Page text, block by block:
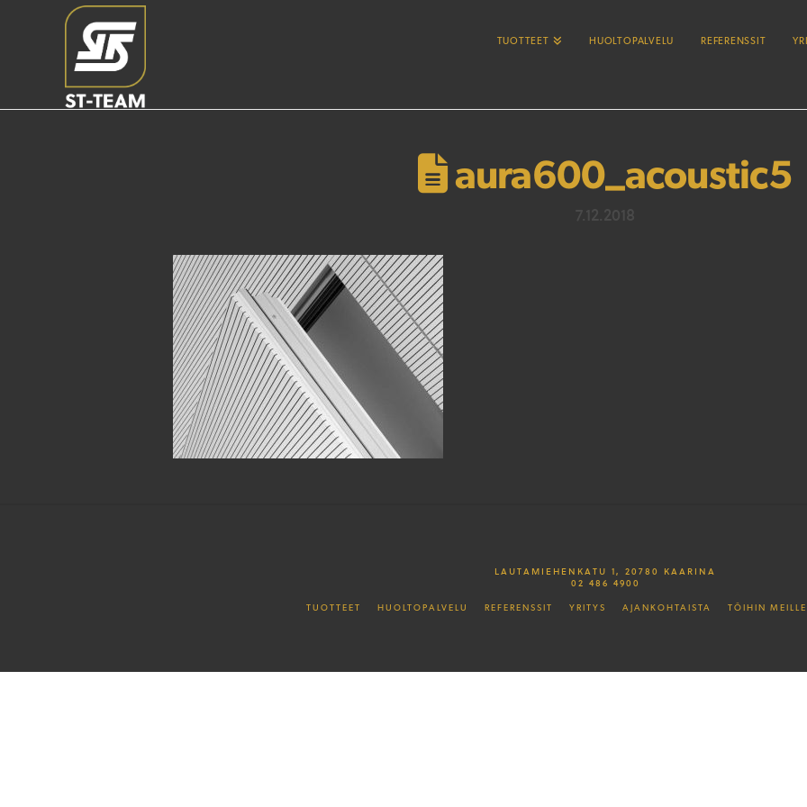
TUOTTEET HUOLTOPALVELU REFERENSSIT
aura600_acoustic5
LAUTAMIEHENKATU 1, 20780 KAARINA
02 486 4900
TUOTTEET HUOLTOPALVELU REFERENSSIT YRITYS AJANKOHTAISTA TÖIHIN MEILLE